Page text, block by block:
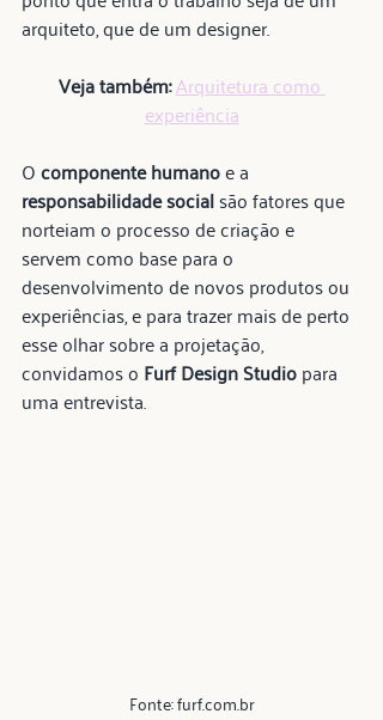
arquiteto, que de um designer.
Veja também:Arquitetura como
experiência
O componente humano e a
responsabilidade social são fatores que
norteiam o processo de criação e
servem como base para o
desenvolvimento de novos produtos ou
experiências, e para trazer mais de perto
esse olhar sobre a projetação,
convidamos o Furf Design Studio para
uma entrevista.
Fonte: furf.com.br